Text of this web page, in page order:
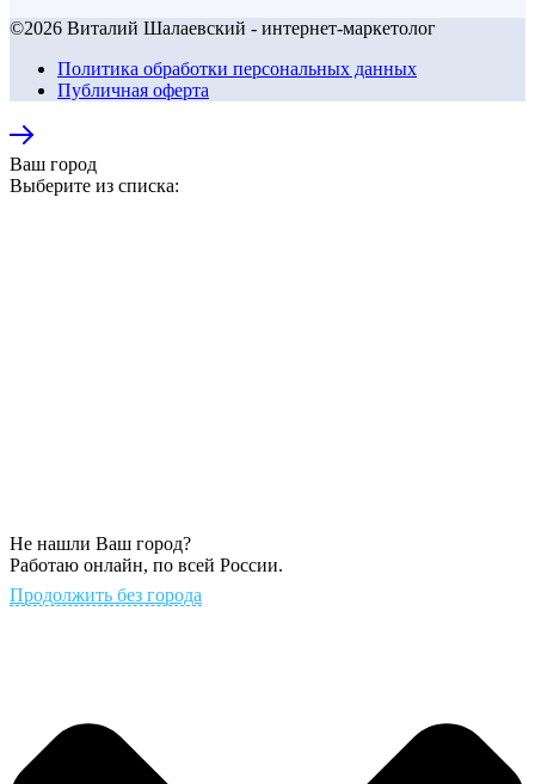
©2026 Виталий Шалаевский - интернет-маркетолог
Политика обработки персональных данных
Публичная оферта
Ваш город
Выберите из списка:
Не нашли Ваш город?
Работаю онлайн, по всей России.
Продолжить без города